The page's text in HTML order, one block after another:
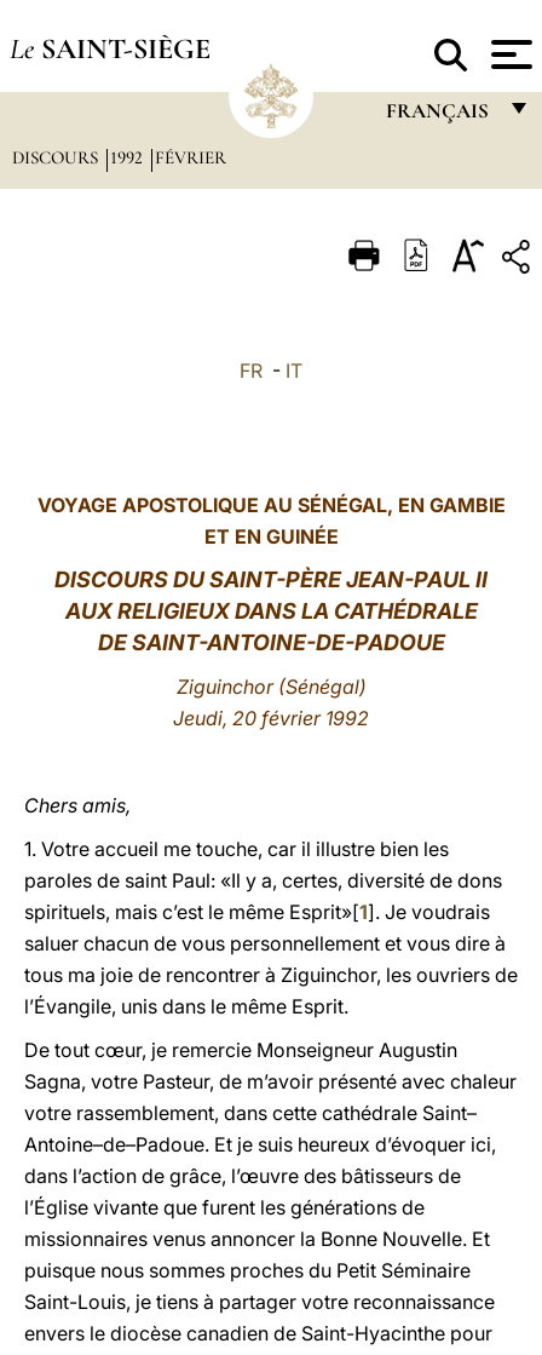
Le SAINT-SIÈGE
FRANÇAIS
ITALIANO
LATINE
DISCOURS 1992 FÉVRIER
FR - IT
VOYAGE APOSTOLIQUE AU SÉNÉGAL, EN GAMBIE
ET EN GUINÉE
DISCOURS DU SAINT-PÈRE JEAN-PAUL II
AUX RELIGIEUX DANS LA CATHÉDRALE
DE SAINT-ANTOINE-DE-PADOUE
Ziguinchor (Sénégal)
Jeudi, 20 février 1992
Chers amis,
1. Votre accueil me touche, car il illustre bien les
paroles de saint Paul: «Il y a, certes, diversité de dons
spirituels, mais c’est le même Esprit»[1]. Je voudrais
saluer chacun de vous personnellement et vous dire à
tous ma joie de rencontrer à Ziguinchor, les ouvriers de
l’Évangile, unis dans le même Esprit.
De tout cœur, je remercie Monseigneur Augustin
Sagna, votre Pasteur, de m’avoir présenté avec chaleur
votre rassemblement, dans cette cathédrale Saint–
Antoine–de–Padoue. Et je suis heureux d’évoquer ici,
dans l’action de grâce, l’œuvre des bâtisseurs de
l’Église vivante que furent les générations de
missionnaires venus annoncer la Bonne Nouvelle. Et
puisque nous sommes proches du Petit Séminaire
Saint-Louis, je tiens à partager votre reconnaissance
envers le diocèse canadien de Saint-Hyacinthe pour